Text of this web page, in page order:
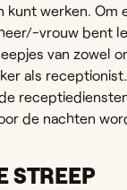
kunt werken. Om
vrouw bent
van zowel
als
de nachten
STREEP